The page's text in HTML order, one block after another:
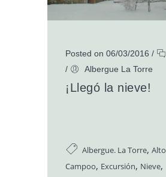
Posted on 06/03/2016 /
/
Albergue La Torre
¡Llegó la nieve!
Albergue. La Torre, Alto
Campoo, Excursión, Nieve,